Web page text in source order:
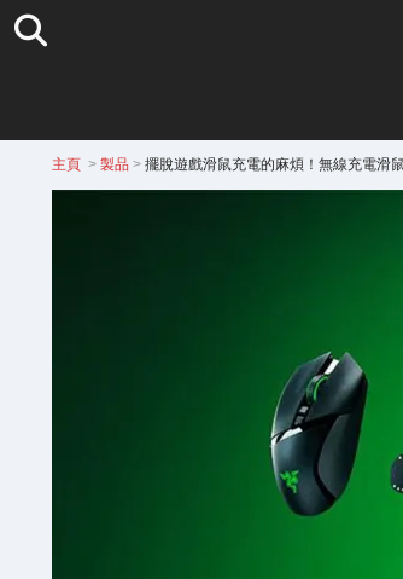
主頁 > 製品 > 擺脫遊戲滑鼠充電的麻煩！無線充電滑